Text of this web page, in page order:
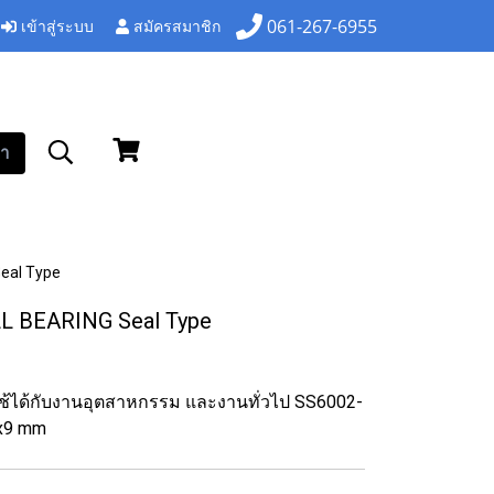
เข้าสู่ระบบ สมัครสมาชิก 061-267-6955
Type
BEARING Seal Type
ได้กับงานอุตสาหกรรม และงานทั่วไป SS6002-
mm